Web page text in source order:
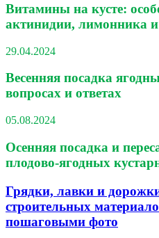
Витамины на кусте:
актинидии, лимонника и
29.04.2024
Весенняя посадка
вопросах и ответах
05.08.2024
Осенняя посадка и
плодово-ягодных
Грядки, лавки и
строительных
пошаговыми фото